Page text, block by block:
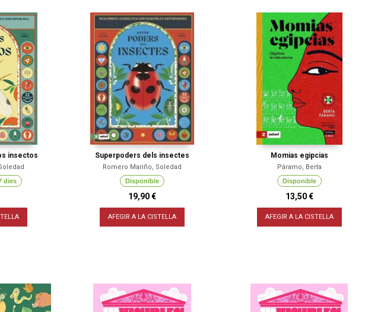
insectos
dies
Superpoders dels insectes
Romero Mariño, Soledad
Disponible
19,90 €
AFEGIR A LA CISTELLA
Momias egipcias
Páramo, Berta
Disponible
13,50 €
AFEGIR A LA CISTELLA